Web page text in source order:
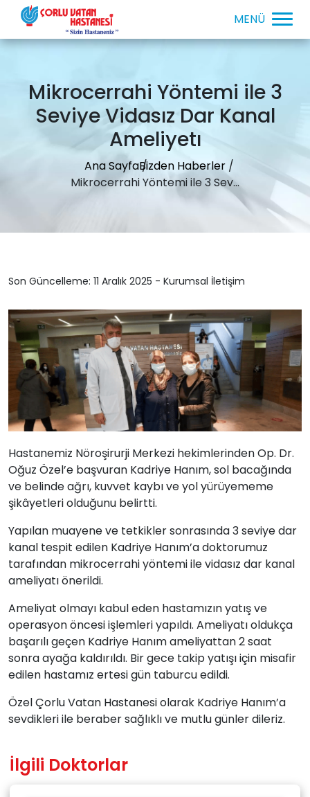
Mikrocerrahi Yöntemi ile 3
Seviye Vidasız Dar Kanal
Ameliyetı
Ana SayfaBizden Haberler
Mikrocerrahi Yöntemi ile 3 Sev...
Son Güncelleme: 11 Aralık 2025 - Kurumsal İletişim
Hastanemiz Nöroşirurji Merkezi hekimlerinden Op. Dr.
Oğuz Özel’e başvuran Kadriye Hanım, sol bacağında
ve belinde ağrı, kuvvet kaybı ve yol yürüyememe
şikâyetleri olduğunu belirtti.
Yapılan muayene ve tetkikler sonrasında 3 seviye dar
kanal tespit edilen Kadriye Hanım’a doktorumuz
tarafından mikrocerrahi yöntemi ile vidasız dar kanal
ameliyatı önerildi.
Ameliyat olmayı kabul eden hastamızın yatış ve
operasyon öncesi işlemleri yapıldı. Ameliyatı oldukça
başarılı geçen Kadriye Hanım ameliyattan 2 saat
sonra ayağa kaldırıldı. Bir gece takip yatışı için misafir
edilen hastamız ertesi gün taburcu edildi.
Özel Çorlu Vatan Hastanesi olarak Kadriye Hanım’a
sevdikleri ile beraber sağlıklı ve mutlu günler dileriz.
İlgili Doktorlar